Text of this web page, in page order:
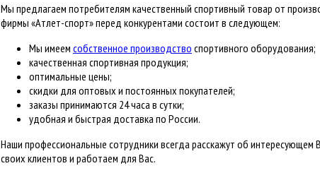
Мы предлагаем потребителям качественный спортивный товар от
фирмы «Атлет-спорт» перед конкурентами состоит в следующем:
Мы имеем собственное производство спортивного оборудования;
качественная спортивная продукция;
оптимальные цены;
скидки для оптовых и постоянных покупателей;
заказы принимаются 24 часа в сутки;
удобная и быстрая доставка по России.
Наши профессиональные сотрудники всегда расскажут об
своих клиентов и работаем для Вас.